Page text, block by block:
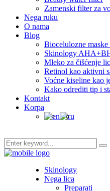
Zamenski filter za
Nega ruku
O nama
Blog
Biocelulozne
Skinology
Mleko za čišćenje
Retinol kao aktivni
Voćne kiseline kao
Kako odrediti tip i
Kontakt
Korpa
Skinology
Nega lica
Preparati